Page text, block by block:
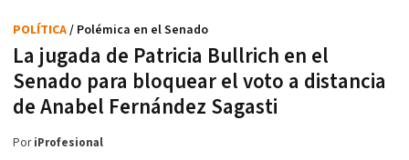
La jugada de Patricia Bullrich en el
Senado para bloquear el voto a distancia
de Anabel Fernández Sagasti
POLÍTICA/ Polémica en el Senado
PoriProfesional